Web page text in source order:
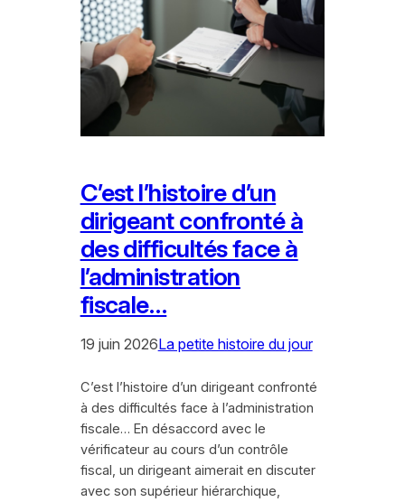
C’est l’histoire d’un
dirigeant confronté à
des difficultés face à
l’administration
fiscale…
19 juin 2026La petite histoire du jour
C’est l’histoire d’un dirigeant confronté
à des difficultés face à l’administration
fiscale… En désaccord avec le
vérificateur au cours d’un contrôle
fiscal, un dirigeant aimerait en discuter
avec son supérieur hiérarchique,